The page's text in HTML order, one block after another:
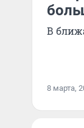
В
8 марта,